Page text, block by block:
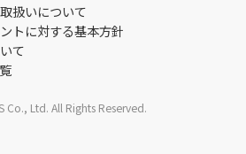
扱いについて
トに対する基本方針
て
Co., Ltd. All Rights Reserved.